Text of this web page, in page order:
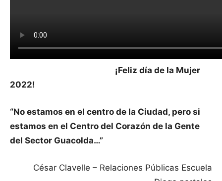
¡Feliz día de la Mujer
2022!
“No estamos en el centro de la Ciudad, pero si
estamos en el Centro del Corazón de la Gente
del Sector Guacolda…”
César Clavelle – Relaciones Públicas Escuela